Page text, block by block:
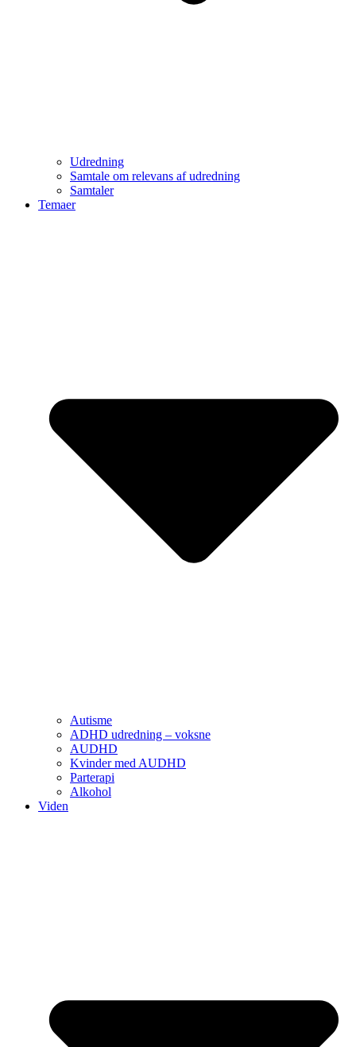
Udredning
Samtale om relevans af udredning
Samtaler
Temaer
Autisme
ADHD udredning – voksne
AUDHD
Kvinder med AUDHD
Parterapi
Alkohol
Viden